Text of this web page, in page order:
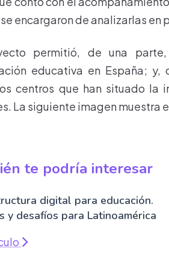
encargaron de analizarlas en
permitió, de una
educativa en España;
centros que han situado la
La siguiente imagen muestra
te podría interesar
digital para educación.
y desafíos para Latinoamérica